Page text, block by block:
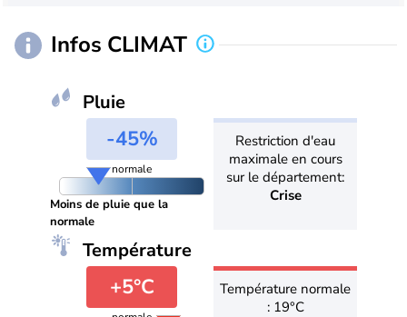
Infos CLIMAT
Pluie
-45%
normale
Moins de pluie que la
normale
Restriction d'eau
maximale en cours
sur le département:
Crise
Température
+5°C
Température normale
: 19°C